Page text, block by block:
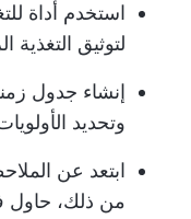
استخدم أداة
لتوثيق التغذية
إنشاء جدول
وتحديد
ابتعد عن
من ذلك، حاول